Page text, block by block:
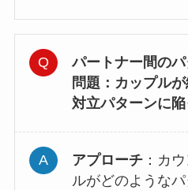
パートナー間の
問題 ：カップル
対立パターンに陥
アプローチ：カ
ルがどのような